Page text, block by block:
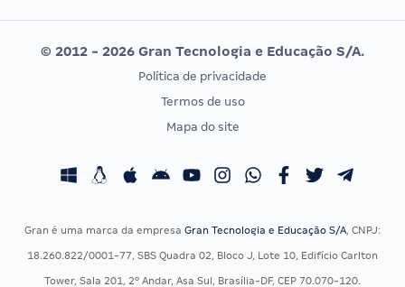
Editais publicados
Vunesp
CONCURSOS POR PROFISSÃO
Concursos Fiscais
EXAME DE ORDEM
Calendário OAB
© 2012 - 2026 Gran Tecnologia e Educação S/A.
Política de privacidade
Termos de uso
Mapa do site
Gran é uma marca da empresa Gran Tecnologia e Educação S/A, CNPJ:
18.260.822/0001-77, SBS Quadra 02, Bloco J, Lote 10, Edifício Carlton
Tower, Sala 201, 2º Andar, Asa Sul, Brasília-DF, CEP 70.070-120.